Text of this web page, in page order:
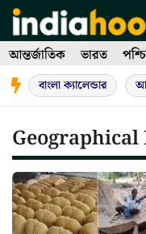
Skip
to
content
আন্তর্জাতিক ভারত
বাংলা ক্যালেন্ডার